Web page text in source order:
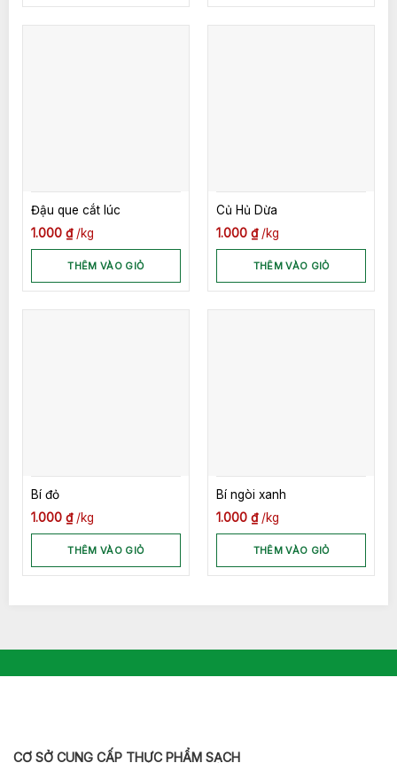
Đậu que cắt lúc
1.000 ₫ kg
THÊM VÀO GIỎ
Củ Hủ Dừa
1.000 ₫ kg
THÊM VÀO GIỎ
Bí đỏ
1.000 ₫ kg
THÊM VÀO GIỎ
Bí ngòi xanh
1.000 ₫ kg
THÊM VÀO GIỎ
CƠ SỞ CUNG CẤP THỰC PHẨM SẠCH